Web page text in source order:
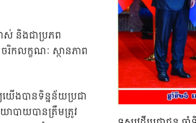
ាស់ និងជាប្រភព
កលក្ខណៈ ស្ថានភាព
យើងបានទិន្នន័យប្រជា
បាយបានត្រឹមត្រូវ